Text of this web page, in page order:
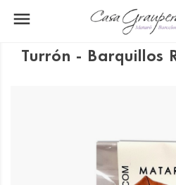

Turrón - Barquillos